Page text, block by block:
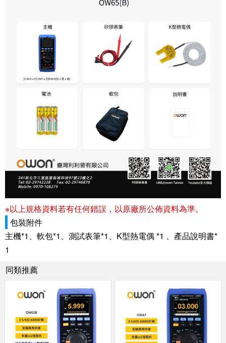
※以上規格資料若有任何錯誤，以原廠所公佈資料為準。
包裝附件
主機*1、軟包*1、測試表筆*1、K型熱電偶 *1 、產品說明書*
1
同類推薦